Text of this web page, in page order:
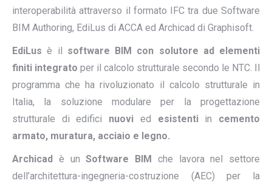
interoperabilità attraverso il formato IFC tra due Software
BIM Authoring, EdiLus di ACCA ed Archicad di Graphisoft.
EdiLus è il software BIM con solutore ad elementi
finiti integrato per il calcolo strutturale secondo le NTC. Il
programma che ha rivoluzionato il calcolo strutturale in
Italia, la soluzione modulare per la progettazione
strutturale di edifici nuovi ed esistenti in cemento
armato, muratura, acciaio e legno.
Archicad è unSoftware BIM che lavora nel settore
dell’architettura-ingegneria-costruzione (AEC) per la